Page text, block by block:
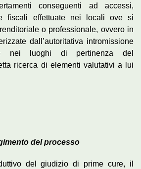
conseguenti ad accessi,
fiscali effettuate nei locali ove si
o professionale, ovvero in
dall’autoritativa intromissione
nei luoghi di pertinenza del
ricerca di elementi valutativi a lui
del processo
del giudizio di prime cure, il